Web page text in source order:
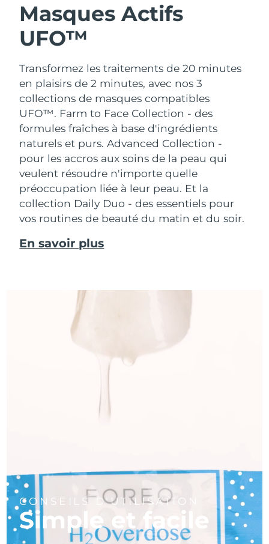
Masques Actifs
UFO™
Transformez les traitements de 20 minutes
en plaisirs de 2 minutes, avec nos 3
collections de masques compatibles
UFO™. Farm to Face Collection - des
formules fraîches à base d'ingrédients
naturels et purs. Advanced Collection -
pour les accros aux soins de la peau qui
veulent résoudre n'importe quelle
préoccupation liée à leur peau. Et la
collection Daily Duo - des essentiels pour
vos routines de beauté du matin et du soir.
En savoir plus
CONSEILS D'UTILISATION
Simple et facile